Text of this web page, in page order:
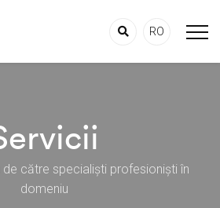
RO
către specialiști profesioniști în
domeniu